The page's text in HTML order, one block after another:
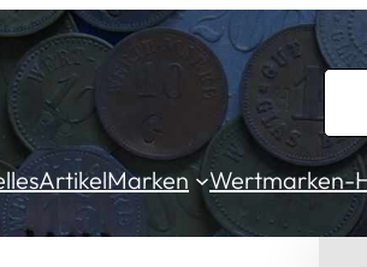
u
c
ArtikelMarken Wertmarken-